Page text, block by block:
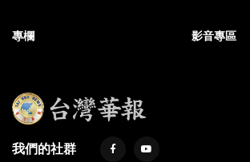
專欄 影音專區
我們的社群